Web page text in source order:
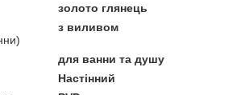
золото глянець
з виливом
для ванни та душу
Настінний